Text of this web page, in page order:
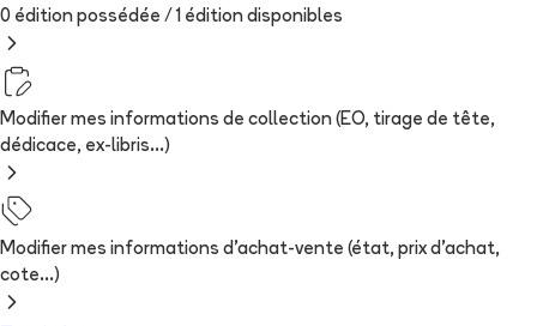
0 édition possédée / 1 édition disponibles
Modifier mes informations de collection (EO, tirage de tête,
dédicace, ex-libris...)
Modifier mes informations d'achat-vente (état, prix d'achat,
cote...)